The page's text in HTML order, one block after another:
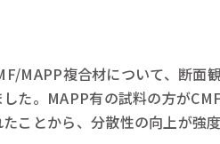
MAPP複合材について、断面
た。MAPP有の試料の方が
ことから、分散性の向上が強